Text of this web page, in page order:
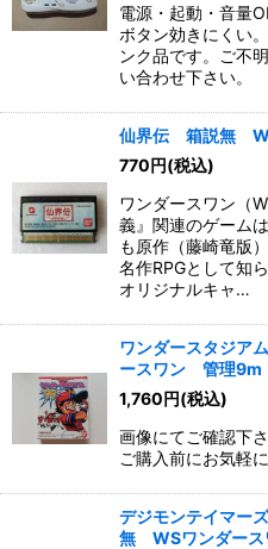
電源・起動・音量
ボタン効きにくい
ンク品です。ご不
い合わせ下さい。
仙界伝 箱説無
770円(税込)
ワンダースワン（
義』関連のゲーム
も原作（藤崎竜版
名作RPGとして知
オリジナルキャ…
ワンダースタジ
ースワン 管理9m
1,760円(税込)
画像にてご確認下
ご購入前にお気軽
デジモンテイマ
無 WSワンダース